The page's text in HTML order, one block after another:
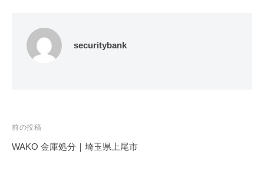
securitybank
投
稿
前の投稿
WAKO 金庫処分｜埼玉県上尾市